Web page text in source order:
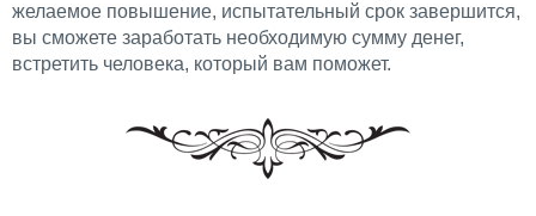
желаемое повышение, испытательный срок завершится,
вы сможете заработать необходимую сумму денег,
встретить человека, который вам поможет.